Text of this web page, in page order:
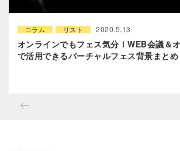
コラム リスト 2020.5.13
オンラインでもフェス気分！WEB会議＆
で活用できるバーチャルフェス背景まとめ